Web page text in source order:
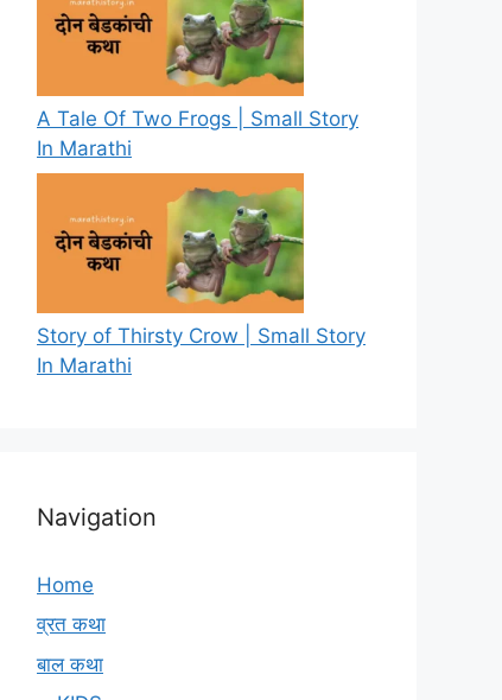
A Tale Of Two Frogs | Small Story
In Marathi
Story of Thirsty Crow | Small Story
In Marathi
Navigation
Home
व्रत कथा
बाल कथा